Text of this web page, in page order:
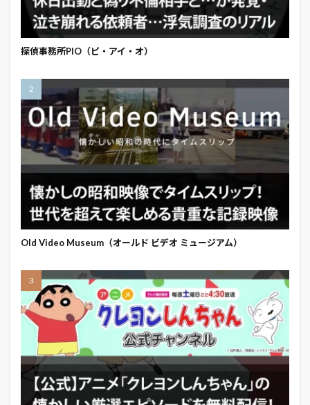
探偵事務所PIO（ピ・アイ・オ）
Old Video Museum（オールド ビデオ ミュージアム）